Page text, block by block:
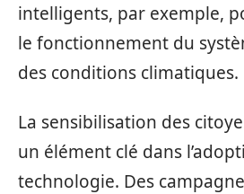
intelligents, par exemple,
le fonctionnement du
des conditions climatiques.
La sensibilisation des
un élément clé dans
technologie. Des